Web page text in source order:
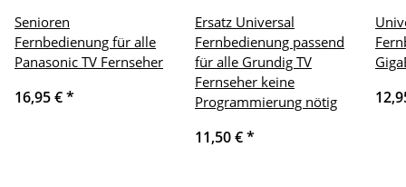
Senioren
Fernbedienung für alle
Panasonic TV Fernseher
16,95 €*
Ersatz Universal
Fernbedienung passend
für alle Grundig TV
Fernseher keine
Programmierung nötig
11,50 €*